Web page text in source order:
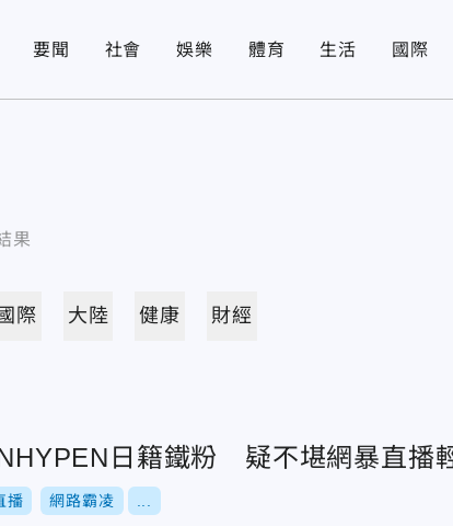
要聞 社會 娛樂 體育 生活 國際
果
際 大陸 健康 財經
日籍鐵粉 疑不堪網暴直播
播 網路霸凌